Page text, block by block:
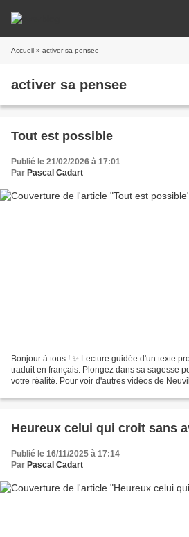
Accueil » activer sa pensee
activer sa pensee
Tout est possible
Publié le 21/02/2026 à 17:01
Par Pascal Cadart
Bonjour à tous ! ✨ Lecture guidée d'un texte
traduit en français. Plongez dans sa sagesse
votre réalité. Pour voir d'autres vidéos de
Heureux celui qui croit sans
Publié le 16/11/2025 à 17:14
Par Pascal Cadart